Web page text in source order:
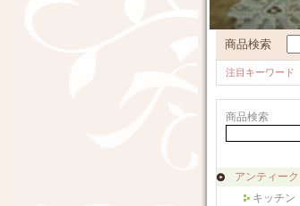
商品検索
注目キーワード
商品検索
アンティー
キッチン